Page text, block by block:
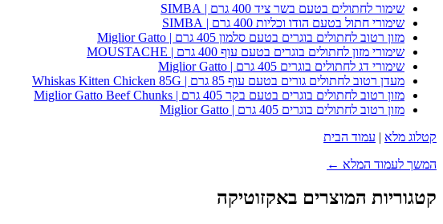
שימור לחתולים בטעם בשר ציד 400 גרם | SIMBA
שימורי חתול בטעם הודו וכליות 400 גרם | SIMBA
מזון רטוב לחתולים בוגרים בטעם סלמון 405 גרם | Miglior Gatto
שימורי מזון לחתולים בוגרים בטעם עוף 400 גרם | MOUSTACHE
שימורי דג לחתולים בוגרים 405 גרם | Miglior Gatto
מעדן רטוב לחתולים גורים בטעם עוף 85 גרם | Whiskas Kitten Chicken 85G
מזון רטוב לחתולים בוגרים בטעם בקר 405 גרם | Miglior Gatto Beef Chunks
מזון רטוב לחתולים בוגרים 405 גרם | Miglior Gatto
קטלוג מלא | עמוד הבית
המשך לעמוד המלא ←
קטגוריות המוצרים באקזוטיקה